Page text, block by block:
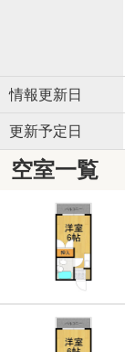
情報更新日
更新予定日
空室一覧